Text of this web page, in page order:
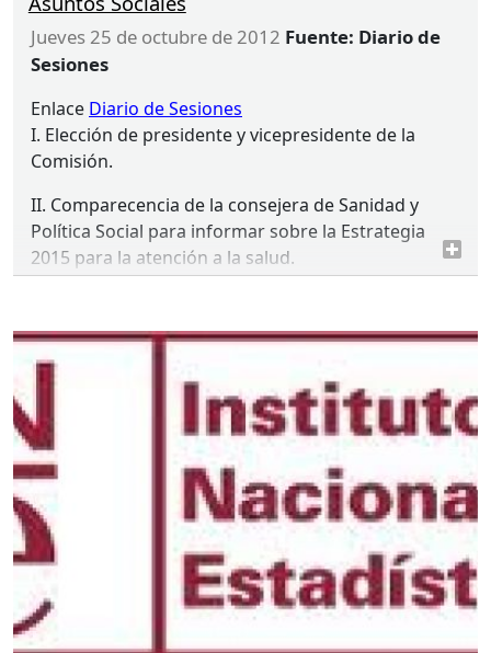
jueves 25 de octubre de 2012 Fuente: Diario de
Sesiones
Enlace Diario de Sesiones
I. Elección de presidente y vicepresidente de la
Comisión.
II. Comparecencia de la consejera de Sanidad y
Política Social para informar sobre la Estrategia
2015 para la atención a la salud.